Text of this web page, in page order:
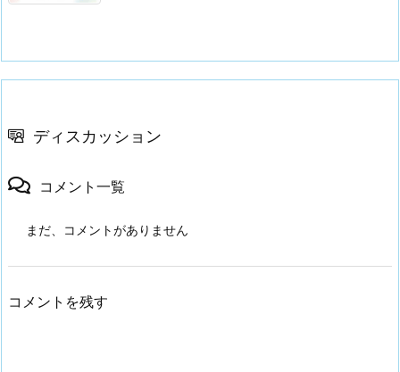
ディスカッション
コメント一覧
まだ、コメントがありません
コメントを残す